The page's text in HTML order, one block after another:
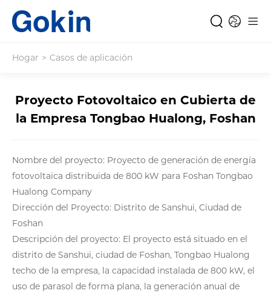
Hogar > Casos de aplicación
Proyecto Fotovoltaico en Cubierta de
la Empresa Tongbao Hualong, Foshan
Nombre del proyecto: Proyecto de generación de energía
fotovoltaica distribuida de 800 kW para Foshan Tongbao
Hualong Company
Dirección del Proyecto: Distrito de Sanshui, Ciudad de
Foshan
Descripción del proyecto: El proyecto está situado en el
distrito de Sanshui, ciudad de Foshan, Tongbao Hualong
techo de la empresa, la capacidad instalada de 800 kW, el
uso de parasol de forma plana, la generación anual de